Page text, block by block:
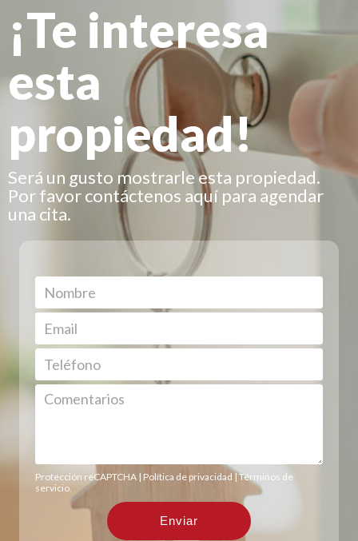
¡Te interesa
esta
propiedad!
Será un gusto mostrarle esta propiedad.
Por favor contáctenos aquí para agendar
una cita.
Protección reCAPTCHA | Política de privacidad |Términos de
servicio.